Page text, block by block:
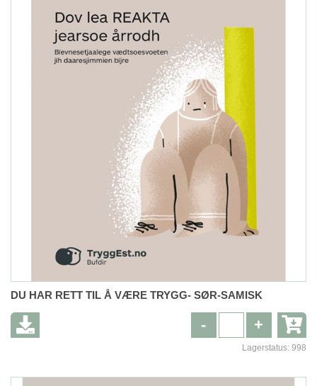
DU HAR RETT TIL Å VÆRE TRYGG- SØR-SAMISK
+
-
Lagerstatus: 998